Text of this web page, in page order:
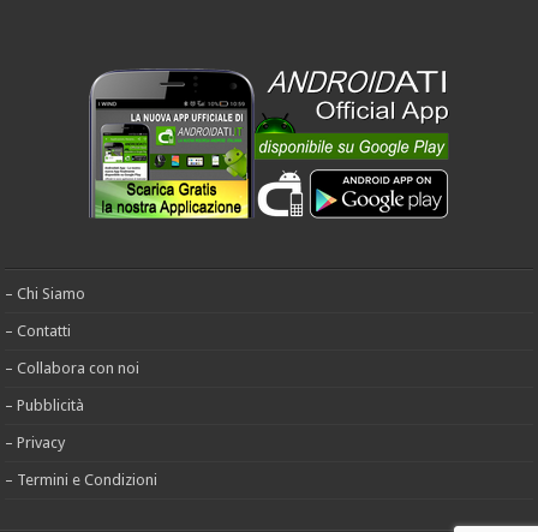
– Chi Siamo
– Contatti
– Collabora con noi
– Pubblicità
– Privacy
– Termini e Condizioni